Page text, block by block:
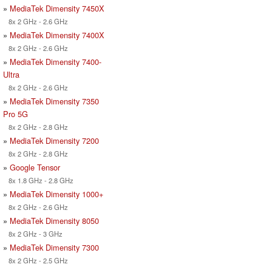
» MediaTek Dimensity 7450X
8x 2 GHz - 2.6 GHz
» MediaTek Dimensity 7400X
8x 2 GHz - 2.6 GHz
» MediaTek Dimensity 7400-
Ultra
8x 2 GHz - 2.6 GHz
» MediaTek Dimensity 7350
Pro 5G
8x 2 GHz - 2.8 GHz
» MediaTek Dimensity 7200
8x 2 GHz - 2.8 GHz
» Google Tensor
8x 1.8 GHz - 2.8 GHz
» MediaTek Dimensity 1000+
8x 2 GHz - 2.6 GHz
» MediaTek Dimensity 8050
8x 2 GHz - 3 GHz
» MediaTek Dimensity 7300
8x 2 GHz - 2.5 GHz